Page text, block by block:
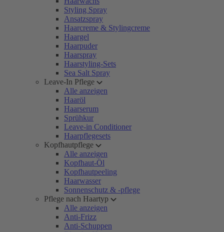
Styling Spray
Ansatzspray
Haarcreme & Stylingcreme
Haargel
Haarpuder
Haarspray
Haarstyling-Sets
Sea Salt Spray
Leave-In Pflege
Alle anzeigen
Haaröl
Haarserum
Sprühkur
Leave-in Conditioner
Haarpflegesets
Kopfhautpflege
Alle anzeigen
Kopfhaut-Öl
Kopfhautpeeling
Haarwasser
Sonnenschutz & -pflege
Pflege nach Haartyp
Alle anzeigen
Anti-Frizz
Anti-Schuppen